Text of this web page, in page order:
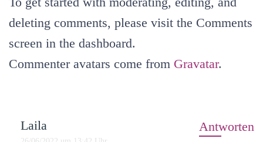
deleting comments, please visit the Comments
screen in the dashboard.
Commenter avatars come from Gravatar.
Laila Antworten